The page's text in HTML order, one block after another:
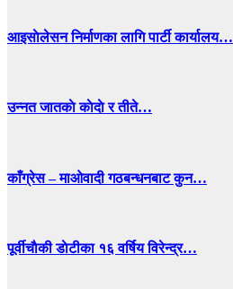
आइसाेलेसन निर्माणका लागि पार्टी कार्यालय…
उन्नत जातकाे काेदाे र तीते…
काँग्रेस – माओवादी गठबन्धनबाट कुन…
पूर्वीचाैकी डाेटीका १६ वर्षिय विरेन्द्र…